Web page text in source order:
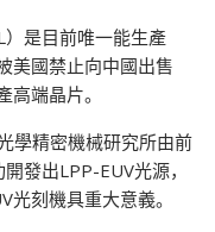
）是目前唯一能生產
美國禁止向中國出售
端晶片。
學精密機械研究所由前
發出LPP-EUV光源，
刻機具重大意義。